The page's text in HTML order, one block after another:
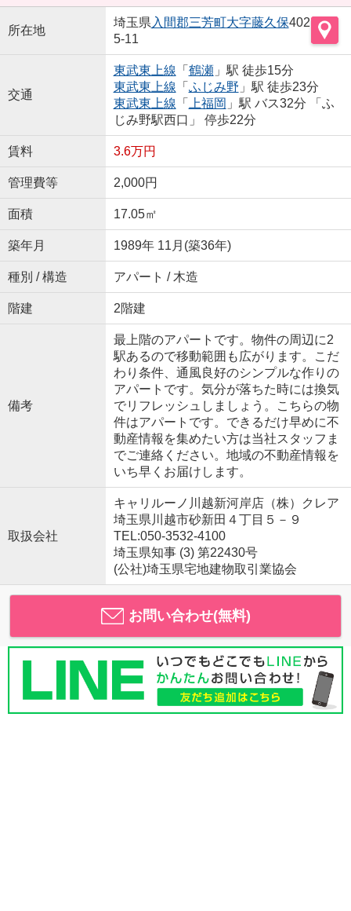
所在地
埼玉県 入間郡三芳町大字藤久保402
5-11
交通
東武東上線 「 鶴瀬」駅 徒歩15分
東武東上線 「 ふじみ野 」駅 徒歩23分
東武東上線 「 上福岡 」駅 バス32分 「ふ
じみ野駅西口」 停歩22分
賃料 3.6万円
管理費等 2,000円
面積 17.05㎡
築年月 1989年 11月(築36年)
種別 / 構造 アパート / 木造
階建 2階建
備考
最上階のアパートです。物件の周辺に2
駅あるので移動範囲も広がります。こだ
わり条件、通風良好のシンプルな作りの
アパートです。気分が落ちた時には換気
でリフレッシュしましょう。こちらの物
件はアパートです。できるだけ早めに不
動産情報を集めたい方は当社スタッフま
でご連絡ください。地域の不動産情報を
いち早くお届けします。
取扱会社
キャリルーノ川越新河岸店（株）クレア
埼玉県川越市砂新田４丁目５－９
TEL:050-3532-4100
埼玉県知事 (3) 第22430号
(公社)埼玉県宅地建物取引業協会
お問い合わせ(無料)